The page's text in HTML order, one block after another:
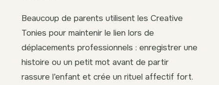
Beaucoup de parents utilisent les Creative
Tonies pour maintenir le lien lors de
déplacements professionnels : enregistrer une
histoire ou un petit mot avant de partir
rassure l’enfant et crée un rituel affectif fort.